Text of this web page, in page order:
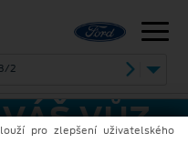
2
VŮZ
pro zlepšení uživatelského